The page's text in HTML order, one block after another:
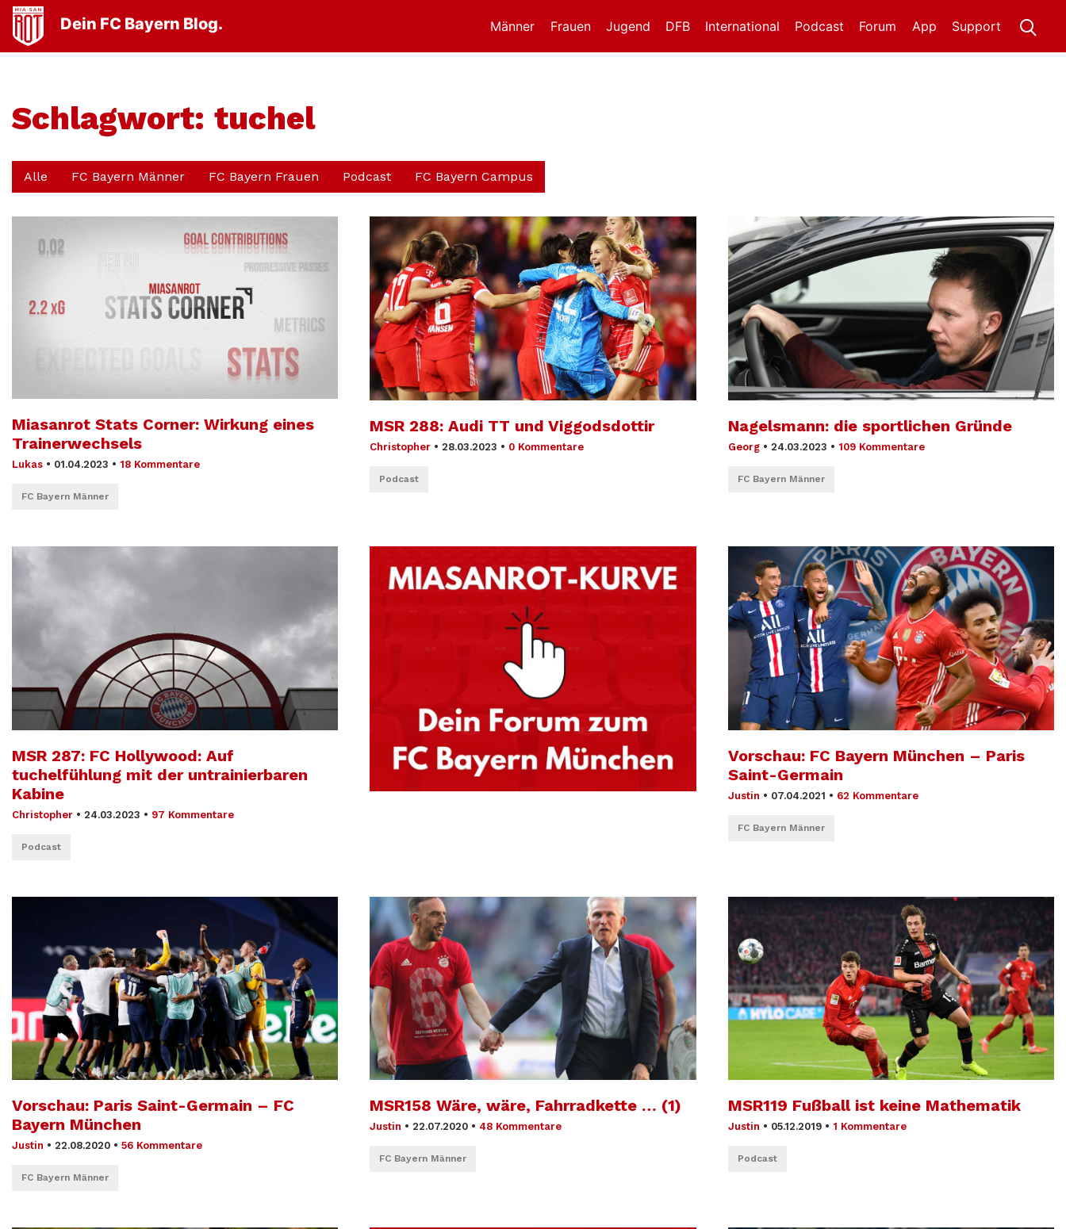
Dein FC Bayern Blog. Männer Frauen Jugend DFB International Support
App
Forum
Podcast
Schlagwort: tuchel
Alle FC Bayern Männer FC Bayern Frauen Podcast FC Bayern Campus
Miasanrot Stats Corner: Wirkung eines
Trainerwechsels
Lukas • 01.04.2023 • 18 Kommentare
FC Bayern Männer
MSR 288: Audi TT und Viggodsdottir
Christopher • 28.03.2023 • 0 Kommentare
Podcast
Nagelsmann: die sportlichen Gründe
Georg • 24.03.2023 • 109 Kommentare
FC Bayern Männer
MSR 287: FC Hollywood: Auf
tuchelfühlung mit der untrainierbaren
Kabine
Christopher • 24.03.2023 • 97 Kommentare
Podcast
Vorschau: FC Bayern München – Paris
Saint-Germain
Justin • 07.04.2021 • 62 Kommentare
FC Bayern Männer
Vorschau: Paris Saint-Germain – FC
Bayern München
Justin • 22.08.2020 • 56 Kommentare
FC Bayern Männer
MSR158 Wäre, wäre, Fahrradkette … (1)
Justin • 22.07.2020 • 48 Kommentare
FC Bayern Männer
MSR119 Fußball ist keine Mathematik
Justin • 05.12.2019 • 1 Kommentare
Podcast